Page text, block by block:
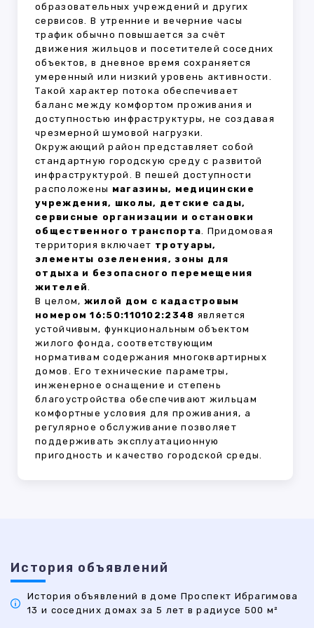
образовательных учреждений и других
сервисов. В утренние и вечерние часы
трафик обычно повышается за счёт
движения жильцов и посетителей соседних
объектов, в дневное время сохраняется
умеренный или низкий уровень активности.
Такой характер потока обеспечивает
баланс между комфортом проживания и
доступностью инфраструктуры, не создавая
чрезмерной шумовой нагрузки.
Окружающий район представляет собой
стандартную городскую среду с развитой
инфраструктурой. В пешей доступности
расположены магазины, медицинские
учреждения, школы, детские сады,
сервисные организации и остановки
общественного транспорта. Придомовая
территория включает тротуары,
элементы озеленения, зоны для
отдыха и безопасного перемещения
жителей.
В целом, жилой дом с кадастровым
номером 16:50:110102:2348 является
устойчивым, функциональным объектом
жилого фонда, соответствующим
нормативам содержания многоквартирных
домов. Его технические параметры,
инженерное оснащение и степень
благоустройства обеспечивают жильцам
комфортные условия для проживания, а
регулярное обслуживание позволяет
поддерживать эксплуатационную
пригодность и качество городской среды.
История объявлений
История объявлений в доме Проспект Ибрагимова
13 и соседних домах за 5 лет в радиусе 500 м²